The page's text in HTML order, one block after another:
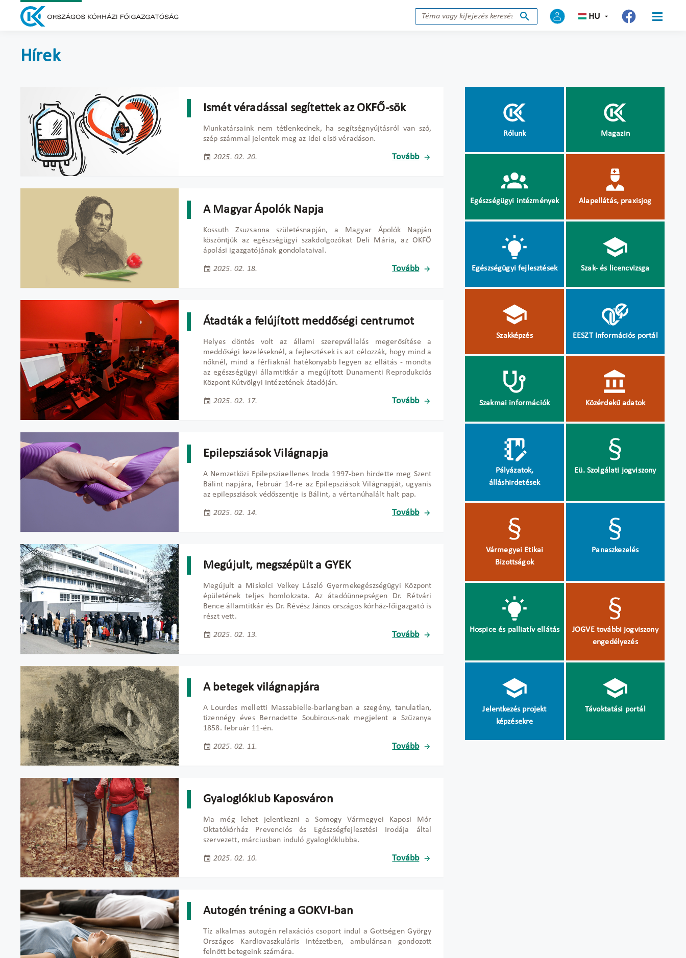
HU
Hírek
Ismét véradással segítettek az OKFŐ-sök
Munkatársaink nem tétlenkednek, ha segítségnyújtásról van szó,
szép számmal jelentek meg az idei első véradáson.
2025. 02. 20. Tovább
A Magyar Ápolók Napja
Kossuth Zsuzsanna születésnapján, a Magyar Ápolók Napján
köszöntjük az egészségügyi szakdolgozókat Deli Mária, az OKFŐ
ápolási igazgatójának gondolataival.
2025. 02. 18. Tovább
Átadták a felújított meddőségi centrumot
Helyes döntés volt az állami szerepvállalás megerősítése a
meddőségi kezeléseknél, a fejlesztések is azt célozzák, hogy mind a
nőknél, mind a férfiaknál hatékonyabb legyen az ellátás - mondta
az egészségügyi államtitkár a megújított Dunamenti Reprodukciós
Központ Kútvölgyi Intézetének átadóján.
2025. 02. 17. Tovább
Epilepsziások Világnapja
A Nemzetközi Epilepsziaellenes Iroda 1997-ben hirdette meg Szent
Bálint napjára, február 14-re az Epilepsziások Világnapját, ugyanis
az epilepsziások védőszentje is Bálint, a vértanúhalált halt pap.
2025. 02. 14. Tovább
Megújult, megszépült a GYEK
Megújult a Miskolci Velkey László Gyermekegészségügyi Központ
épületének teljes homlokzata. Az átadóünnepségen Dr. Rétvári
Bence államtitkár és Dr. Révész János országos kórház-főigazgató is
részt vett.
2025. 02. 13. Tovább
A betegek világnapjára
A Lourdes melletti Massabielle-barlangban a szegény, tanulatlan,
tizennégy éves Bernadette Soubirous-nak megjelent a Szűzanya
1858. február 11-én.
2025. 02. 11. Tovább
Gyaloglóklub Kaposváron
Ma még lehet jelentkezni a Somogy Vármegyei Kaposi Mór
Oktatókórház Prevenciós és Egészségfejlesztési Irodája által
szervezett, márciusban induló gyaloglóklubba.
2025. 02. 10. Tovább
Autogén tréning a GOKVI-ban
Tíz alkalmas autogén relaxációs csoport indul a Gottségen György
Országos Kardiovaszkuláris Intézetben, ambulánsan gondozott
felnőtt betegeink számára.
Rólunk Magazin
Egészségügyi intézmények Alapellátás, praxisjog
Egészségügyi fejlesztések Szak- és licencvizsga
Szakképzés EESZT Információs portál
Szakmai információk Közérdekű adatok
Pályázatok,
álláshirdetések
Eü. Szolgálati jogviszony
Vármegyei Etikai
Bizottságok
Panaszkezelés
Hospice és palliatív ellátás
JOGVE további jogviszony
engedélyezés
Jelentkezés projekt
képzésekre
Távoktatási portál